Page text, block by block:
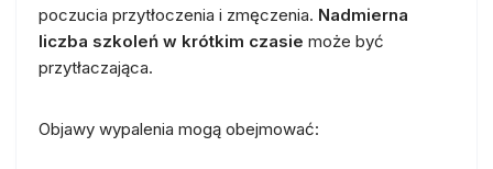
poczucia przytłoczenia i zmęczenia. Nadmierna
liczba szkoleń w krótkim czasie może być
przytłaczająca.
Objawy wypalenia mogą obejmować: